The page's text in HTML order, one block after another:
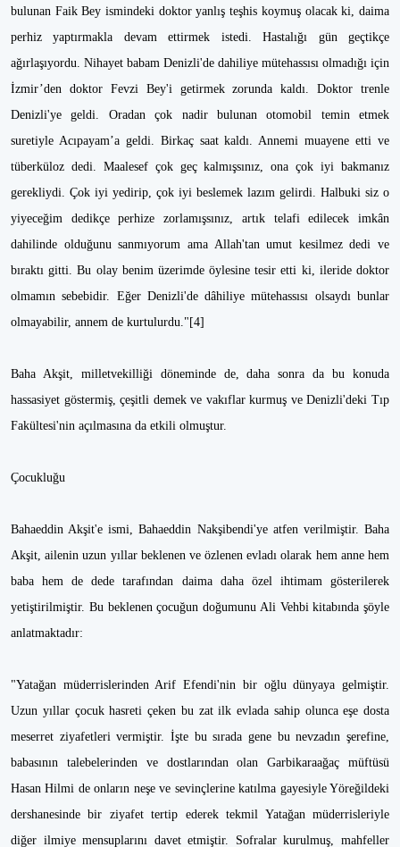
bulunan Faik Bey ismindeki doktor yanlış teşhis koymuş olacak ki, daima
perhiz yaptırmakla devam ettirmek istedi. Hastalığı gün geçtikçe
ağırlaşıyordu. Nihayet babam Denizli'de dahiliye mütehassısı olmadığı için
İzmir’den doktor Fevzi Bey'i getirmek zorunda kaldı. Doktor trenle
Denizli'ye geldi. Oradan çok nadir bulunan otomobil temin etmek
suretiyle Acıpayam’a geldi. Birkaç saat kaldı. Annemi muayene etti ve
tüberküloz dedi. Maalesef çok geç kalmışsınız, ona çok iyi bakmanız
gerekliydi. Çok iyi yedirip, çok iyi beslemek lazım gelirdi. Halbuki siz o
yiyeceğim dedikçe perhize zorlamışsınız, artık telafi edilecek imkân
dahilinde olduğunu sanmıyorum ama Allah'tan umut kesilmez dedi ve
bıraktı gitti. Bu olay benim üzerimde öylesine tesir etti ki, ileride doktor
olmamın sebebidir. Eğer Denizli'de dâhiliye mütehassısı olsaydı bunlar
olmayabilir, annem de kurtulurdu."[4]
Baha Akşit, milletvekilliği döneminde de, daha sonra da bu konuda
hassasiyet göstermiş, çeşitli demek ve vakıflar kurmuş ve Denizli'deki Tıp
Fakültesi'nin açılmasına da etkili olmuştur.
Çocukluğu
Bahaeddin Akşit'e ismi, Bahaeddin Nakşibendi'ye atfen verilmiştir. Baha
Akşit, ailenin uzun yıllar beklenen ve özlenen evladı olarak hem anne hem
baba hem de dede tarafından daima daha özel ihtimam gösterilerek
yetiştirilmiştir. Bu beklenen çocuğun doğumunu Ali Vehbi kitabında şöyle
anlatmaktadır:
"Yatağan müderrislerinden Arif Efendi'nin bir oğlu dünyaya gelmiştir.
Uzun yıllar çocuk hasreti çeken bu zat ilk evlada sahip olunca eşe dosta
meserret ziyafetleri vermiştir. İşte bu sırada gene bu nevzadın şerefine,
babasının talebelerinden ve dostlarından olan Garbikaraağaç müftüsü
Hasan Hilmi de onların neşe ve sevinçlerine katılma gayesiyle Yöreğildeki
dershanesinde bir ziyafet tertip ederek tekmil Yatağan müderrisleriyle
diğer ilmiye mensuplarını davet etmiştir. Sofralar kurulmuş, mahfeller